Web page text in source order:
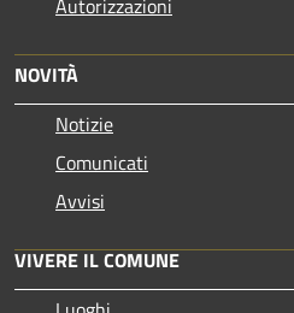
NOVITÀ
Notizie
Comunicati
Avvisi
VIVERE IL COMUNE